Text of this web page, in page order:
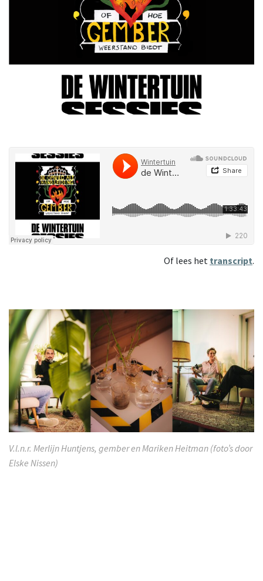
Of lees het transcript.
V.l.n.r. Merlijn Huntjens, gember en Mariken Heitman (foto’s door
Elske Nissen)